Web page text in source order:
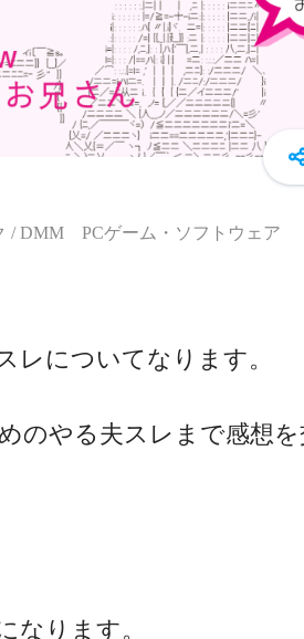
DMM PCゲーム・ソフトウェア
レについてなります。
のやる夫スレまで感想
なります。